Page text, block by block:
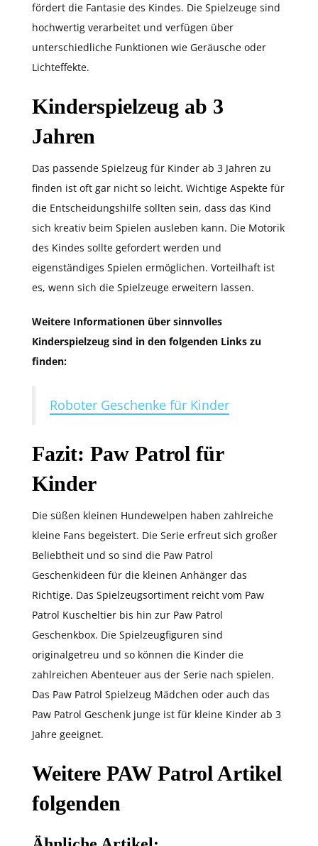
fördert die Fantasie des Kindes. Die Spielzeuge sind
hochwertig verarbeitet und verfügen über
unterschiedliche Funktionen wie Geräusche oder
Lichteffekte.
Kinderspielzeug ab 3
Jahren
Das passende Spielzeug für Kinder ab 3 Jahren zu
finden ist oft gar nicht so leicht. Wichtige Aspekte für
die Entscheidungshilfe sollten sein, dass das Kind
sich kreativ beim Spielen ausleben kann. Die Motorik
des Kindes sollte gefordert werden und
eigenständiges Spielen ermöglichen. Vorteilhaft ist
es, wenn sich die Spielzeuge erweitern lassen.
Weitere Informationen über sinnvolles
Kinderspielzeug sind in den folgenden Links zu
finden:
Roboter Geschenke für Kinder
Fazit: Paw Patrol für
Kinder
Die süßen kleinen Hundewelpen haben zahlreiche
kleine Fans begeistert. Die Serie erfreut sich großer
Beliebtheit und so sind die Paw Patrol
Geschenkideen für die kleinen Anhänger das
Richtige. Das Spielzeugsortiment reicht vom Paw
Patrol Kuscheltier bis hin zur Paw Patrol
Geschenkbox. Die Spielzeugfiguren sind
originalgetreu und so können die Kinder die
zahlreichen Abenteuer aus der Serie nach spielen.
Das Paw Patrol Spielzeug Mädchen oder auch das
Paw Patrol Geschenk junge ist für kleine Kinder ab 3
Jahre geeignet.
Weitere PAW Patrol Artikel
folgenden